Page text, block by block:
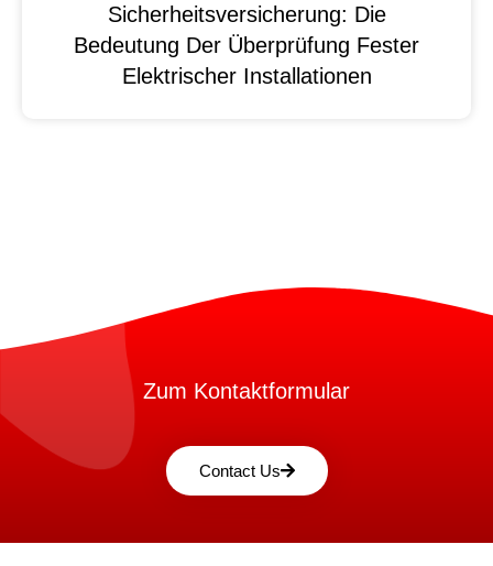
Sicherheitsversicherung: Die
Bedeutung Der Überprüfung Fester
Elektrischer Installationen
Zum Kontaktformular
Contact Us